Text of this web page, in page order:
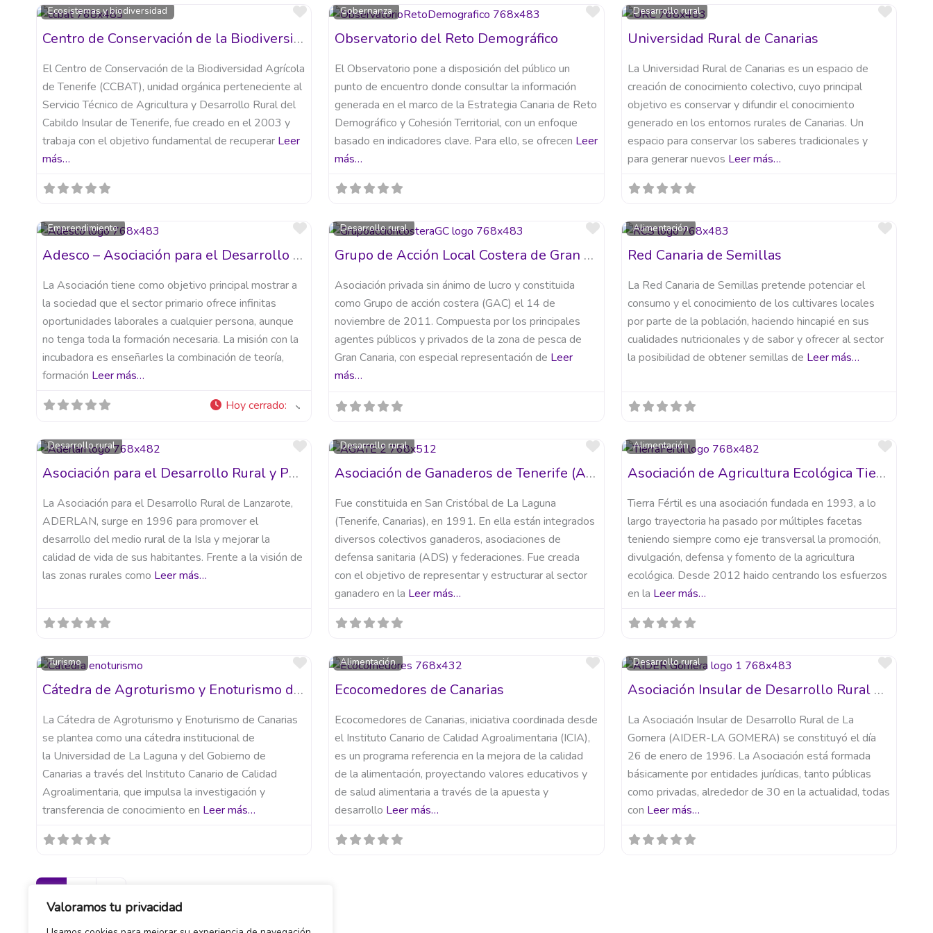
Valoramos tu privacidad
Ecosistemas y biodiversidad
Favorito
Centro de Conservación de la Biodiversidad Agrícola de Tenerife (CCBAT)
El Centro de Conservación de la Biodiversidad Agrícola
de Tenerife (CCBAT), unidad orgánica perteneciente al
Servicio Técnico de Agricultura y Desarrollo Rural del
Cabildo Insular de Tenerife, fue creado en el 2003 y
trabaja con el objetivo fundamental de recuperar Leer
más…
Gobernanza
Favorito
Observatorio del Reto Demográfico
El Observatorio pone a disposición del público un
punto de encuentro donde consultar la información
generada en el marco de la Estrategia Canaria de Reto
Demográfico y Cohesión Territorial, con un enfoque
basado en indicadores clave. Para ello, se ofrecen Leer
más…
Desarrollo rural
Universidad Rural de Canarias
La Universidad Rural de Canarias es un espacio de
creación de conocimiento colectivo, cuyo principal
objetivo es conservar y difundir el conocimiento
generado en los entornos rurales de Canarias. Un
espacio para conservar los saberes tradicionales y
para generar nuevos Leer más…
Emprendimiento
Favorito
Adesco – Asociación para el Desarrollo de la Economía Social y Comunitaria
La Asociación tiene como objetivo principal mostrar a
la sociedad que el sector primario ofrece infinitas
oportunidades laborales a cualquier persona, aunque
no tenga toda la formación necesaria. La misión con la
incubadora es enseñarles la combinación de teoría,
formación Leer más…
Hoy cerrado:
Desarrollo rural
Favorito
Grupo de Acción Local Costera de Gran Canaria
Asociación privada sin ánimo de lucro y constituida
como Grupo de acción costera (GAC) el 14 de
noviembre de 2011. Compuesta por los principales
agentes públicos y privados de la zona de pesca de
Gran Canaria, con especial representación de Leer
más…
Alimentación
Red Canaria de Semillas
La Red Canaria de Semillas pretende potenciar el
consumo y el conocimiento de los cultivares locales
por parte de la población, haciendo hincapié en sus
cualidades nutricionales y de sabor y ofrecer al sector
la posibilidad de obtener semillas de Leer más…
Desarrollo rural
Favorito
Asociación para el Desarrollo Rural y Pesquero de Lanzarote – ADERLAN
La Asociación para el Desarrollo Rural de Lanzarote,
ADERLAN, surge en 1996 para promover el
desarrollo del medio rural de la Isla y mejorar la
calidad de vida de sus habitantes. Frente a la visión de
las zonas rurales como Leer más…
Desarrollo rural
Favorito
Asociación de Ganaderos de Tenerife (AGATE)
Fue constituida en San Cristóbal de La Laguna
(Tenerife, Canarias), en 1991. En ella están integrados
diversos colectivos ganaderos, asociaciones de
defensa sanitaria (ADS) y federaciones. Fue creada
con el objetivo de representar y estructurar al sector
ganadero en la Leer más…
Alimentación
Asociación de Agricultura Ecológica Tierra Fértil
Tierra Fértil es una asociación fundada en 1993, a lo
largo trayectoria ha pasado por múltiples facetas
teniendo siempre como eje transversal la promoción,
divulgación, defensa y fomento de la agricultura
ecológica. Desde 2012 haido centrando los esfuerzos
en la Leer más…
Turismo
Favorito
Cátedra de Agroturismo y Enoturismo de Canarias
La Cátedra de Agroturismo y Enoturismo de Canarias
se plantea como una cátedra institucional de
la Universidad de La Laguna y del Gobierno de
Canarias a través del Instituto Canario de Calidad
Agroalimentaria, que impulsa la investigación y
transferencia de conocimiento en Leer más…
Alimentación
Favorito
Ecocomedores de Canarias
Ecocomedores de Canarias, iniciativa coordinada desde
el Instituto Canario de Calidad Agroalimentaria (ICIA),
es un programa referencia en la mejora de la calidad
de la alimentación, proyectando valores educativos y
de salud alimentaria a través de la apuesta y
desarrollo Leer más…
Desarrollo rural
Asociación Insular de Desarrollo Rural de La Gomera (AIDER-LA GOMERA)
La Asociación Insular de Desarrollo Rural de La
Gomera (AIDER-LA GOMERA) se constituyó el día
26 de enero de 1996. La Asociación está formada
básicamente por entidades jurídicas, tanto públicas
como privadas, alrededor de 30 en la actualidad, todas
con Leer más…